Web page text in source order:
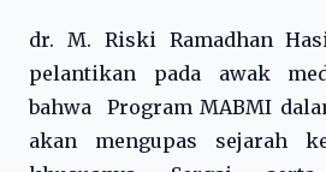
dr. M. Riski Ramadhan
pelantikan pada awak
bahwa Program MABMI
akan mengupas sejarah